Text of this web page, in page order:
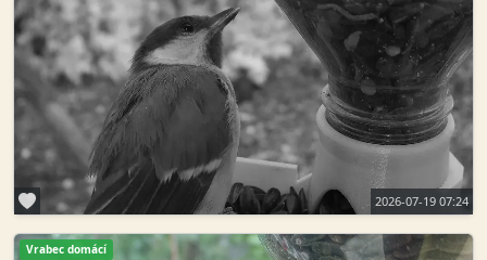
2026-07-19 07:24
Vrabec domácí